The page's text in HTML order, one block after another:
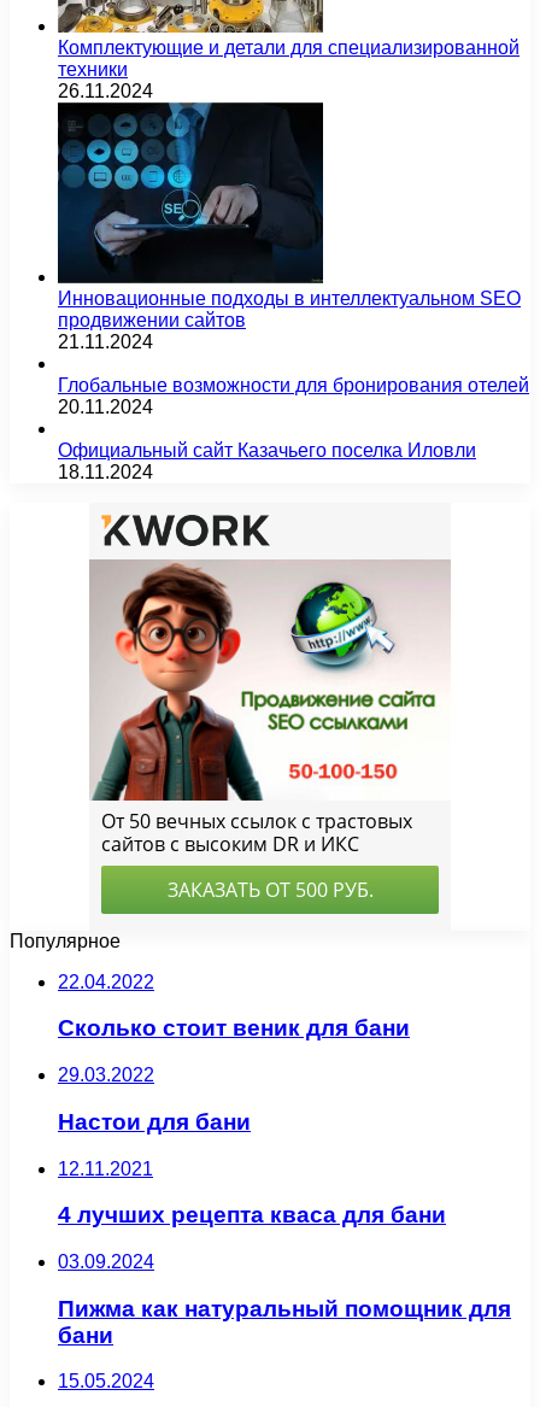
Комплектующие и детали для специализированной
техники
26.11.2024
Инновационные подходы в интеллектуальном SEO
продвижении сайтов
21.11.2024
Глобальные возможности для бронирования отелей
20.11.2024
Официальный сайт Казачьего поселка Иловли
18.11.2024
Популярное
22.04.2022
Сколько стоит веник для бани
29.03.2022
Настои для бани
12.11.2021
4 лучших рецепта кваса для бани
03.09.2024
Пижма как натуральный помощник для
бани
15.05.2024